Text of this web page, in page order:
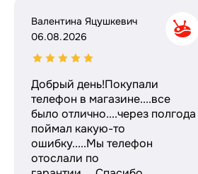
Валентина Яцушкевич
06.08.2026
Добрый день!Покупали
телефон в магазине....все
было отлично....через полгода
поймал какую-то
ошибку.....Мы телефон
отослали по